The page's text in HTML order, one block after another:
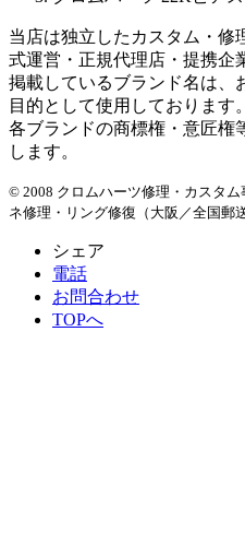
当店は独立したカスタム・修
式運営・正規代理店・提携企
掲載しているブランド名は、
目的として使用しております。
各ブランドの商標権・意匠権
します。
© 2008 クロムハーツ修理・カスタ
ネ修理・リング修復（大阪／全国郵送
シェア
電話
お問合わせ
TOPへ